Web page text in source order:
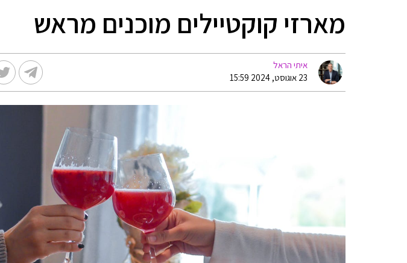
מארזי קוקטיילים מוכנים מראש
איתי הראל
23 אוגוסט, 2024 15:59